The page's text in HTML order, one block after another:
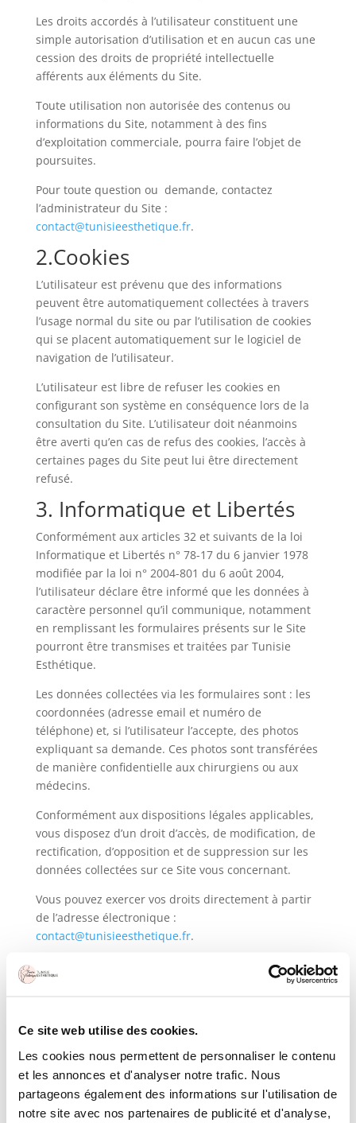
Ce site web utilise des cookies.
Les cookies nous permettent de personnaliser le contenu
et les annonces et d'analyser notre trafic. Nous
partageons également des informations sur l'utilisation de
notre site avec nos partenaires de publicité et d'analyse,
Les droits accordés à l’utilisateur constituent une
simple autorisation d’utilisation et en aucun cas une
cession des droits de propriété intellectuelle
afférents aux éléments du Site.
Toute utilisation non autorisée des contenus ou
informations du Site, notamment à des fins
d’exploitation commerciale, pourra faire l’objet de
poursuites.
Pour toute question ou demande, contactez
l’administrateur du Site :
contact@tunisieesthetique.fr.
2.Cookies
L’utilisateur est prévenu que des informations
peuvent être automatiquement collectées à travers
l’usage normal du site ou par l’utilisation de cookies
qui se placent automatiquement sur le logiciel de
navigation de l’utilisateur.
L’utilisateur est libre de refuser les cookies en
configurant son système en conséquence lors de la
consultation du Site. L’utilisateur doit néanmoins
être averti qu’en cas de refus des cookies, l’accès à
certaines pages du Site peut lui être directement
refusé.
3. Informatique et Libertés
Conformément aux articles 32 et suivants de la loi
Informatique et Libertés n° 78-17 du 6 janvier 1978
modifiée par la loi n° 2004-801 du 6 août 2004,
l’utilisateur déclare être informé que les données à
caractère personnel qu’il communique, notamment
en remplissant les formulaires présents sur le Site
pourront être transmises et traitées par Tunisie
Esthétique.
Les données collectées via les formulaires sont : les
coordonnées (adresse email et numéro de
téléphone) et, si l’utilisateur l’accepte, des photos
expliquant sa demande. Ces photos sont transférées
de manière confidentielle aux chirurgiens ou aux
médecins.
Conformément aux dispositions légales applicables,
vous disposez d’un droit d’accès, de modification, de
rectification, d’opposition et de suppression sur les
données collectées sur ce Site vous concernant.
Vous pouvez exercer vos droits directement à partir
de l’adresse électronique :
contact@tunisieesthetique.fr.
4.Conditions de vente et
politique de remboursement
Lors de la réservation de services via notre site, un
paiement vous est demandé pour confirmer la
réservation, il s’agit de frais de mise en relation.
4.2 Politique de remboursement